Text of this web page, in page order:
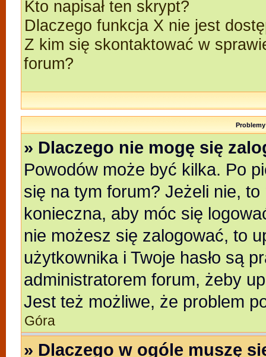
Kto napisał ten skrypt?
Dlaczego funkcja X nie jest
Z kim się skontaktować w
forum?
» Dlaczego nie mogę się
Powodów może być kilka. Po
się na tym forum? Jeżeli nie,
konieczna, aby móc się
nie możesz się zalogować, to
użytkownika i Twoje hasło są
administratorem forum, żeby
Jest też możliwe, że problem
Góra
» Dlaczego w ogóle muszę